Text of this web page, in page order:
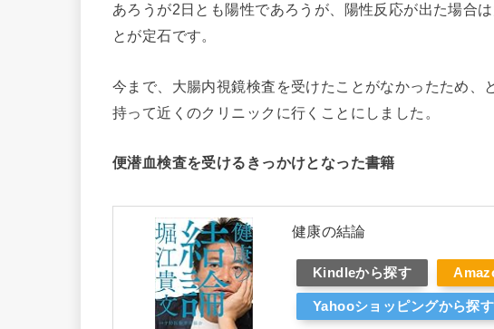
あろうが2日とも陽性であろうが、陽性反応が出た場合
とが定石です。
今まで、大腸内視鏡検査を受けたことがなかったため、
持って近くのクリニックに行くことにしました。
便潜血検査を受けるきっかけとなった書籍
健康の結論
Kindleから探す
Yahooショッピングから探す